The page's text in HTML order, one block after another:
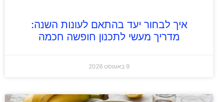
איך לבחור יעד בהתאם לעונות השנה:
מדריך מעשי לתכנון חופשה חכמה
9 באוגוסט 2026